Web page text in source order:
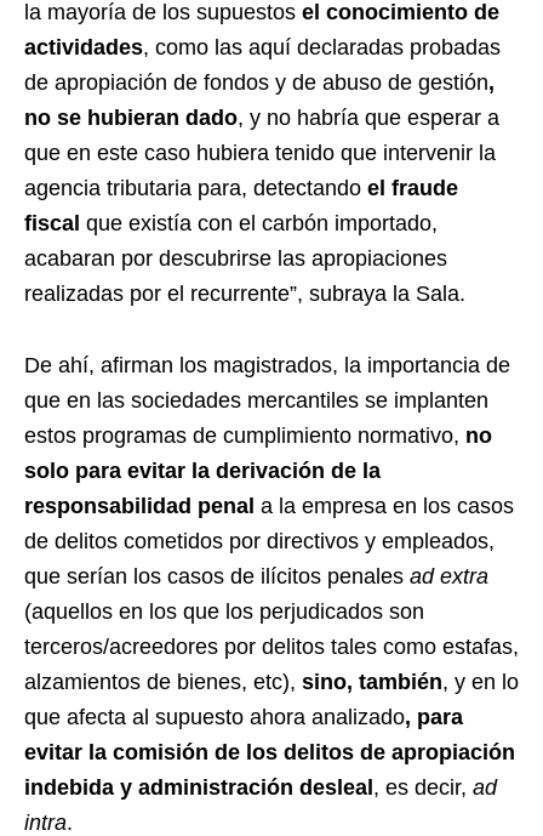
la mayoría de los supuestos el conocimiento de
actividades, como las aquí declaradas probadas
de apropiación de fondos y de abuso de gestión,
no se hubieran dado, y no habría que esperar a
que en este caso hubiera tenido que intervenir la
agencia tributaria para, detectando el fraude
fiscal que existía con el carbón importado,
acabaran por descubrirse las apropiaciones
realizadas por el recurrente”, subraya la Sala.
De ahí, afirman los magistrados, la importancia de
que en las sociedades mercantiles se implanten
estos programas de cumplimiento normativo, no
solo para evitar la derivación de la
responsabilidad penal a la empresa en los casos
de delitos cometidos por directivos y empleados,
que serían los casos de ilícitos penales ad extra
(aquellos en los que los perjudicados son
terceros/acreedores por delitos tales como estafas,
alzamientos de bienes, etc), sino, también, y en lo
que afecta al supuesto ahora analizado, para
evitar la comisión de los delitos de apropiación
indebida y administración desleal, es decir, ad
intra.